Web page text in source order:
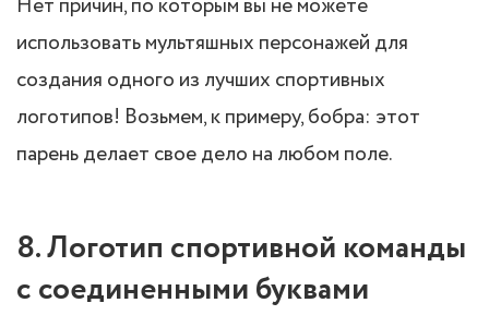
Нет причин, по которым вы не можете
использовать мультяшных персонажей для
создания одного из лучших спортивных
логотипов! Возьмем, к примеру, бобра: этот
парень делает свое дело на любом поле.
8. Логотип спортивной команды
с соединенными буквами